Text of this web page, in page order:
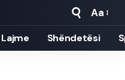
Font
Resizer
Aa
Lajme Shëndetësi